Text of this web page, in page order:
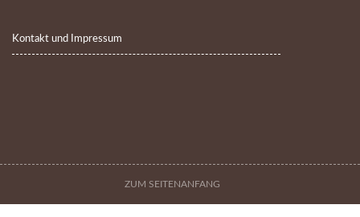
Kontakt und Impressum
ZUM SEITENANFANG